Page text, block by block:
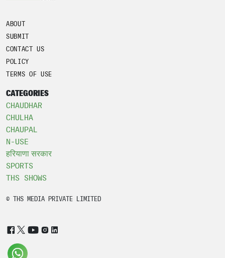
ABOUT
SUBMIT
CONTACT US
POLICY
TERMS OF USE
CATEGORIES
CHAUDHAR
CHULHA
CHAUPAL
N-USE
हरियाणा सरकार
SPORTS
THS SHOWS
© THS MEDIA PRIVATE LIMITED